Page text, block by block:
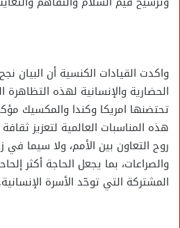
واكدت القيادات الكنسية أن البيان
الحضارية والإنسانية لهذه التظاهرة
تحتضنها امريكا وكندا والمكسيك
هذه المناسبات العالمية لتعزيز
روح التعاون بين الأمم، ولا سيما
والصراعات، بما يجعل الحاجة أكثر
المشتركة التي توحّد الأسرة الإنسانية.